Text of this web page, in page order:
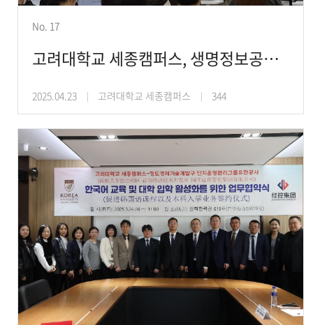
No. 17
고려대학교 세종캠퍼스, 생명정보공학과 세미나 개최
2025.04.23 고려대학교 세종캠퍼스 344